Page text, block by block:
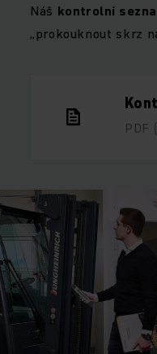
Náš kontrolní
„prokouknout skrz
PDF